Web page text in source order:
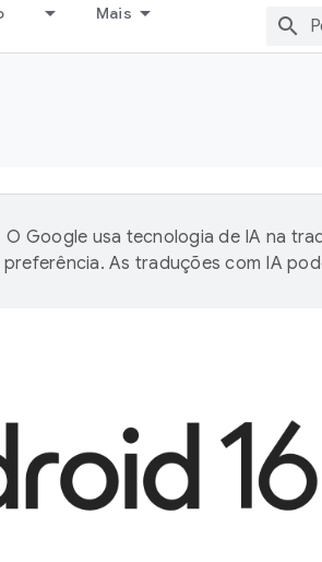
Mais
O Google usa tecnologia de IA na
As traduções com IA